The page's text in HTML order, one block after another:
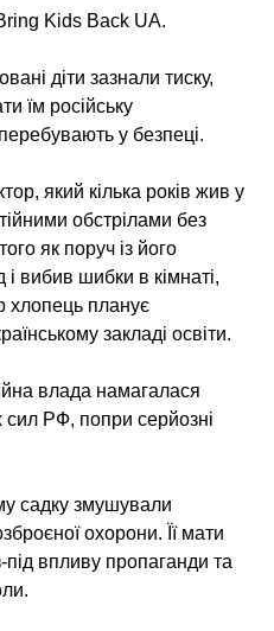
Kids Back UA.
діти зазнали тиску,
їм російську
у безпеці.
який кілька років жив у
обстрілами без
як поруч із його
вибив шибки в кімнаті,
хлопець планує
закладі освіти.
влада намагалася
РФ, попри серйозні
садку змушували
охорони. Її мати
під впливу пропаганди та